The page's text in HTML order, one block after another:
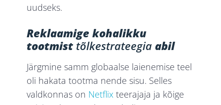
uudseks.
Reklaamige kohalikku
tootmisttõlkestrateegia abil
Järgmine samm globaalse laienemise teel
oli hakata tootma nende sisu. Selles
valdkonnas on Netflix teerajaja ja kõige